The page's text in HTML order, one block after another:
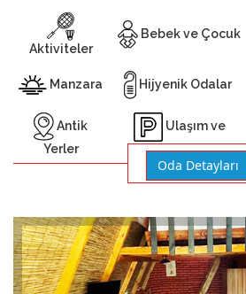
Aktiviteler
Bebek ve Çocuk
Manzara Hijyenik Odalar
Antik
Yerler
Ulaşım ve
Otopark
Oda Detayları